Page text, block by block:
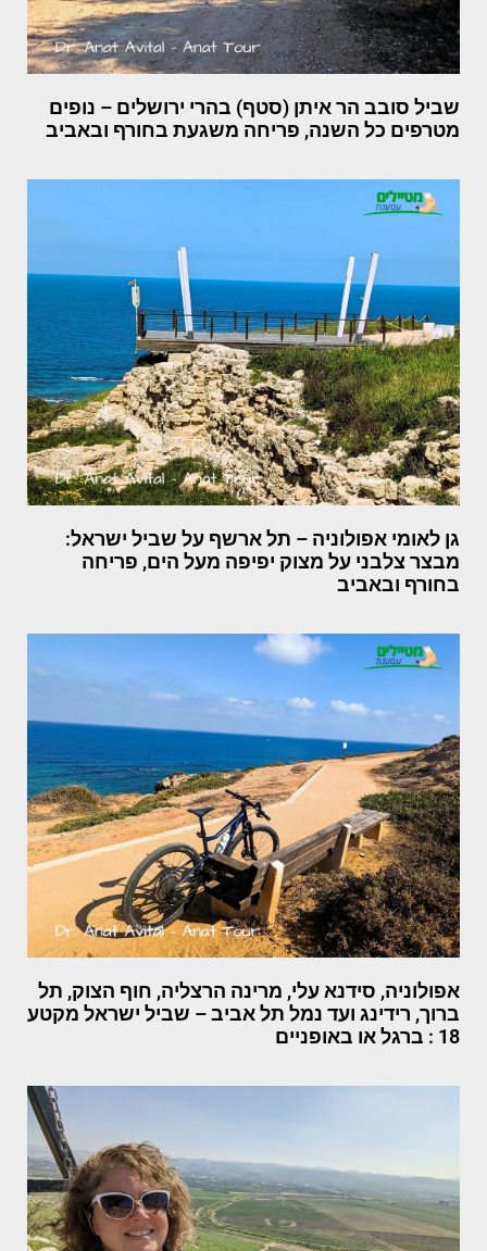
שביל סובב הר איתן (סטף) בהרי ירושלים – נופים
מטרפים כל השנה, פריחה משגעת בחורף ובאביב
גן לאומי אפולוניה – תל ארשף על שביל ישראל:
מבצר צלבני על מצוק יפיפה מעל הים, פריחה
בחורף ובאביב
אפולוניה, סידנא עלי, מרינה הרצליה, חוף הצוק, תל
ברוך, רידינג ועד נמל תל אביב – שביל ישראל מקטע
18 : ברגל או באופניים